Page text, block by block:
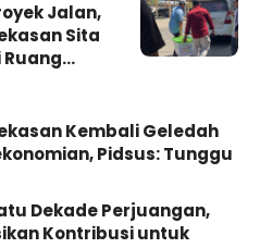
Jalan,
Sita
Kembali Geledah
Pidsus: Tunggu
Dekade Perjuangan,
Kontribusi untuk